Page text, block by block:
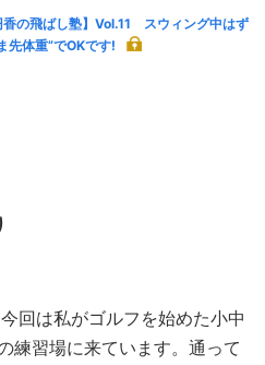
香の飛ばし塾】Vol.11 スウィング中はず
先体重”でOKです!
回は私がゴルフを始めた小中
練習場に来ています。通って